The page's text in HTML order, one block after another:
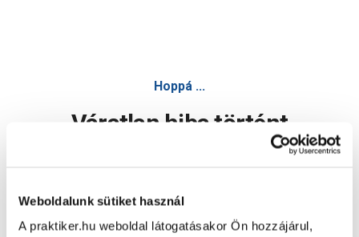
Weboldalunk sütiket használ
A praktiker.hu weboldal látogatásakor Ön hozzájárul,
Hoppá ...
Váratlan hiba történt
Oldal újratöltése